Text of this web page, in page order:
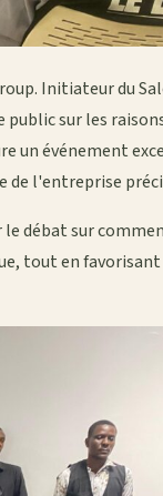
Initiateur du
sur les
un événement
de l'entreprise
le débat sur
tout en favorisant